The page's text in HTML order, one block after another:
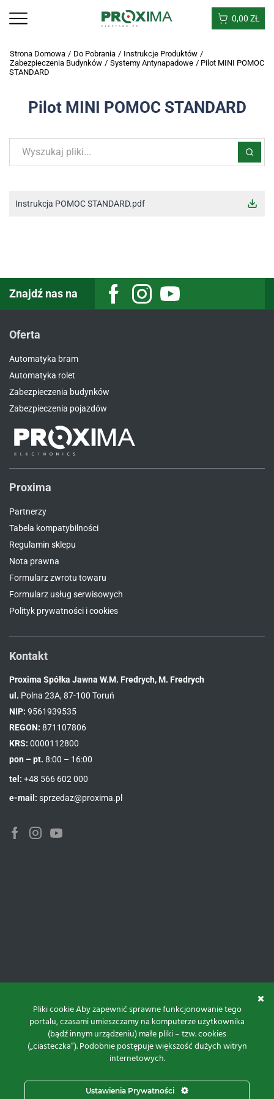
0,00 ZŁ
Strona Domowa / Do Pobrania / Instrukcje Produktów /
Zabezpieczenia Budynków / Systemy Antynapadowe / Pilot MINI POMOC
STANDARD
Pilot MINI POMOC STANDARD
Instrukcja POMOC STANDARD.pdf
Znajdź nas na FacebookInstagramYoutube
Oferta
Automatyka bram
Automatyka rolet
Zabezpieczenia budynków
Zabezpieczenia pojazdów
Proxima
Partnerzy
Tabela kompatybilności
Regulamin sklepu
Nota prawna
Formularz zwrotu towaru
Formularz usług serwisowych
Polityk prywatności i cookies
Kontakt
Proxima Spółka Jawna W.M. Fredrych, M. Fredrych
ul. Polna 23A, 87-100 Toruń
NIP: 9561939535
REGON: 871107806
KRS: 0000112800
pon – pt. 8:00 – 16:00
tel: +48 566 602 000
e-mail: sprzedaz@proxima.pl
FacebookInstagramYoutube
Pliki cookie Aby zapewnić sprawne funkcjonowanie tego
portalu, czasami umieszczamy na komputerze użytkownika
(bądź innym urządzeniu) małe pliki – tzw. cookies
(„ciasteczka”). Podobnie postępuje większość dużych witryn
internetowych.
Ustawienia Prywatności